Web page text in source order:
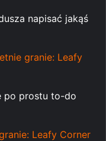
napisać jakąś
granie: Leafy
po prostu to-do
Leafy Corner